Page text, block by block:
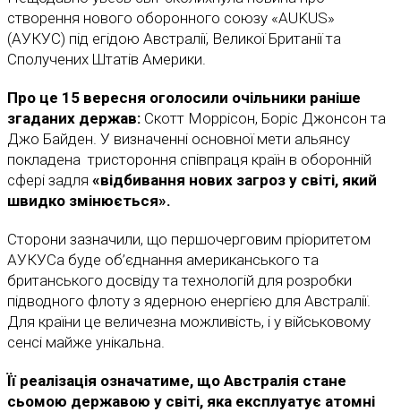
створення нового оборонного союзу «AUKUS»
(АУКУС) під егідою Австралії, Великої Британії та
Сполучених Штатів Америки.
Про це 15 вересня оголосили очільники раніше
згаданих держав: Скотт Моррісон, Боріс Джонсон та
Джо Байден. У визначенні основної мети альянсу
покладена тристороння співпраця країн в оборонній
сфері задля «відбивання нових загроз у світі, який
швидко змінюється».
Сторони зазначили, що першочерговим пріоритетом
АУКУСа буде об’єднання американського та
британського досвіду та технологій для розробки
підводного флоту з ядерною енергією для Австралії.
Для країни це величезна можливість, і у військовому
сенсі майже унікальна.
Її реалізація означатиме, що Австралія стане
сьомою державою у світі, яка експлуатує атомні